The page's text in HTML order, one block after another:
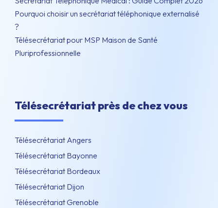
Pourquoi choisir un secrétariat téléphonique externalisé
?
Télésecrétariat pour MSP Maison de Santé
Pluriprofessionnelle
Télésecrétariat près de chez vous
Télésecrétariat Angers
Télésecrétariat Bayonne
Télésecrétariat Bordeaux
Télésecrétariat Dijon
Télésecrétariat Grenoble